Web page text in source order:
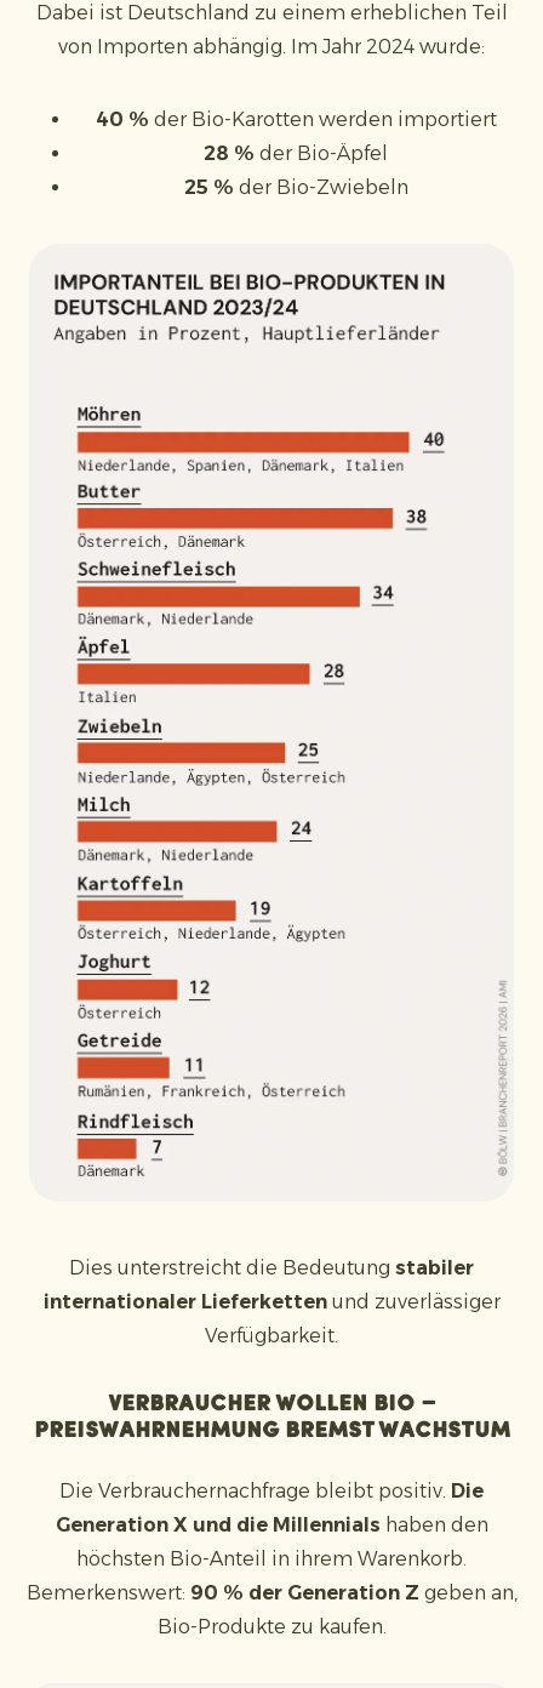
Dabei ist Deutschland zu einem erheblichen Teil
von Importen abhängig. Im Jahr 2024 wurde:
40 % der Bio-Karotten werden importiert
28 % der Bio-Äpfel
25 % der Bio-Zwiebeln
Dies unterstreicht die Bedeutung stabiler
internationaler Lieferketten und zuverlässiger
Verfügbarkeit.
Verbraucher wollen Bio –
Preiswahrnehmung bremst Wachstum
Die Verbrauchernachfrage bleibt positiv. Die
Generation X und die Millennials haben den
höchsten Bio-Anteil in ihrem Warenkorb.
Bemerkenswert: 90 % der Generation Z geben an,
Bio-Produkte zu kaufen.